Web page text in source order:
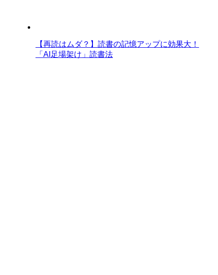
【再読はムダ？】読書の記憶アップに効果大！
「AI足場架け」読書法